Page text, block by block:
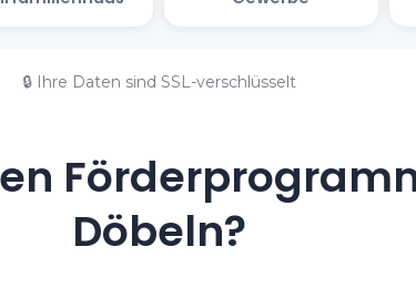
🔒 Ihre Daten sind SSL-verschlüsselt
Döbeln?